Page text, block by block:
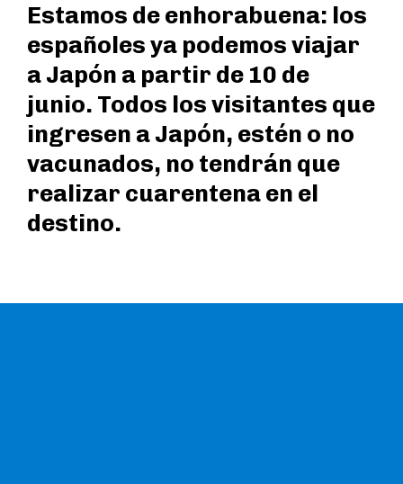
Estamos de enhorabuena: los
españoles ya podemos viajar
a Japón a partir de 10 de
junio. Todos los visitantes que
ingresen a Japón, estén o no
vacunados, no tendrán que
realizar cuarentena en el
destino.